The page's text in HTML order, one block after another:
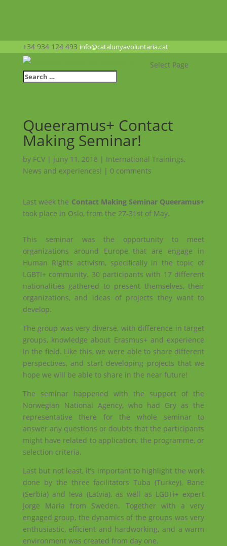
+34 934 124 493 info@catalunyavoluntaria.cat
Select Page
Queeramus+ Contact
Making Seminar!
by FCV| juny 11, 2018 | International Trainings,
News and experiences! | 0 comments
Last week the Contact Making Seminar Queeramus+
took place in Oslo, from the 27-31st of May.
This seminar was the opportunity to meet
organizations around Europe that are engage in
Human Rights activism, specifically in the topic of
LGBTI+ community. 30 participants with 17 different
nationalities gathered to present themselves, their
organizations, and ideas of projects they want to
develop.
The group was very diverse, with difference in target
groups, knowledge about Erasmus+ and experience
in the field. Like this, we were able to share different
perspectives, and start developing projects that we
hope we will be able to share in the near future!
The seminar happened with the support of the
Norwegian National Agency, who had Gry as the
representative there for the whole seminar to
answer any questions or doubts that the participants
might have related to application, the programme, or
selection criteria.
Last but not least, it’s important to highlight the work
done by the three facilitators Tuba (Turkey), Bane
(Serbia) and Ieva (Latvia), as well as LGBTi+ expert
Jorge Maria from Sweden. Together with a very
engaged group, the dynamics of the groups was very
enthusiastic, efficient and hardworking, and a warm
environment was created from day one.